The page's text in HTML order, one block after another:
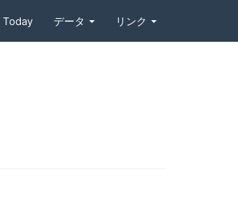
Today データ リンク